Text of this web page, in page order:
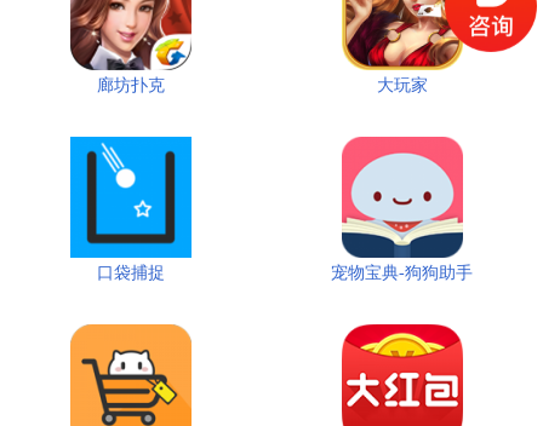
廊坊扑克 大玩家
口袋捕捉 宠物宝典-狗狗助手